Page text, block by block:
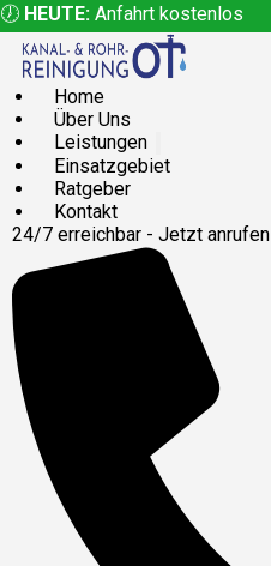
🕖 HEUTE: Anfahrt kostenlos
Home
Über Uns
Leistungen
Einsatzgebiet
Ratgeber
Kontakt
24/7 erreichbar - Jetzt anrufen